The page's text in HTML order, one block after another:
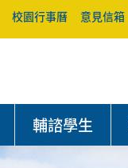
校園行事曆 意見信箱
輔諮學生